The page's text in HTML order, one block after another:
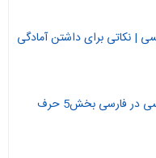
| نکاتی برای داشتن آمادگی
فهرست وام واژه های انگلیسی در فارسی بخش5 حرف